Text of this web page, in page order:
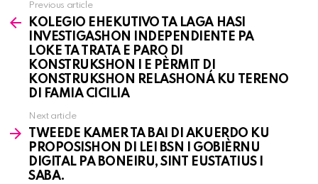
See
more
Previous article
KOLEGIO EHEKUTIVO TA LAGA HASI
INVESTIGASHON INDEPENDIENTE PA
LOKE TA TRATA E PARO DI
KONSTRUKSHON I E PÈRMIT DI
KONSTRUKSHON RELASHONÁ KU TERENO
DI FAMIA CICILIA
Next article
TWEEDE KAMER TA BAI DI AKUERDO KU
PROPOSISHON DI LEI BSN I GOBIÈRNU
DIGITAL PA BONEIRU, SINT EUSTATIUS I
SABA.